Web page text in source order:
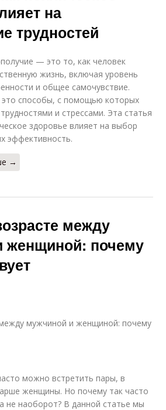
на
трудностей
— это то, как человек
жизнь, включая уровень
и общее самочувствие.
это способы, с помощью которых
и стрессами. Эта статья
здоровье влияет на выбор
эффективность.
→
между
женщиной: почему
мужчиной и женщиной: почему
можно встретить пары, в
женщины. Но почему так часто
не наоборот? В данной статье мы